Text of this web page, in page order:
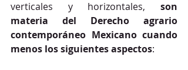
verticales y horizontales, son
materia del Derecho agrario
contemporáneo Mexicano cuando
menos los siguientes aspectos: